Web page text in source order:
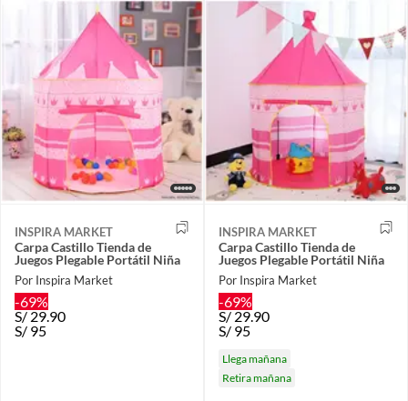
INSPIRA MARKET
Carpa Castillo Tienda de
Juegos Plegable Portátil Niña
Por Inspira Market
-69%
S/29.90
S/ 95
INSPIRA MARKET
Carpa Castillo Tienda de
Juegos Plegable Portátil Niña
Por Inspira Market
-69%
S/29.90
S/ 95
Llega mañana
Retira mañana